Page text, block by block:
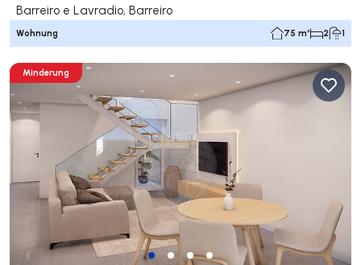
Barreiro e Lavradio, Barreiro
Wohnung 75 m² 2 1
Minderung